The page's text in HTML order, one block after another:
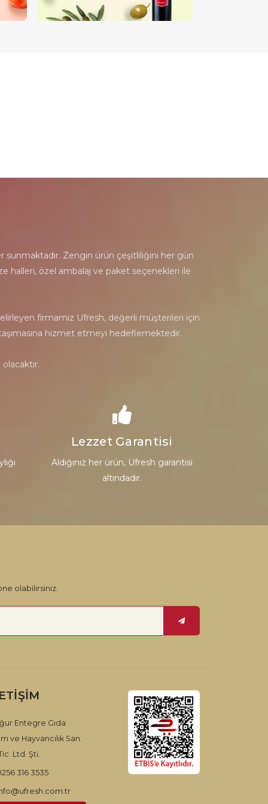
sunmaktadır. Zengin ürün çeşitliliğini her gün
halleri, özel ambalaj ve paket seçenekleri ile
firmamız Ufresh, değerli müşterileri için
taşımasına hizmet etmeyi hedeflemektedir.
Lezzet Garantisi
Aldığınız her ürün, Ufresh garantisi
altındadır.
olabilirsiniz.
Entegre Gıda
ve Hayvancılık San.
Ltd. Şti.
316 3535